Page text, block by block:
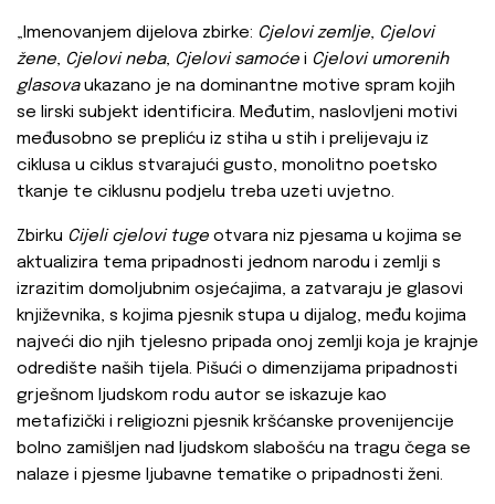
„Imenovanjem dijelova zbirke: Cjelovi zemlje, Cjelovi
žene, Cjelovi neba, Cjelovi samoće i Cjelovi umorenih
glasovaukazano je na dominantne motive spram kojih
se lirski subjekt identificira. Međutim, naslovljeni motivi
međusobno se prepliću iz stiha u stih i prelijevaju iz
ciklusa u ciklus stvarajući gusto, monolitno poetsko
tkanje te ciklusnu podjelu treba uzeti uvjetno.
Zbirku Cijeli cjelovi tuge otvara niz pjesama u kojima se
aktualizira tema pripadnosti jednom narodu i zemlji s
izrazitim domoljubnim osjećajima, a zatvaraju je glasovi
književnika, s kojima pjesnik stupa u dijalog, među kojima
najveći dio njih tjelesno pripada onoj zemlji koja je krajnje
odredište naših tijela. Pišući o dimenzijama pripadnosti
grješnom ljudskom rodu autor se iskazuje kao
metafizički i religiozni pjesnik kršćanske provenijencije
bolno zamišljen nad ljudskom slabošću na tragu čega se
nalaze i pjesme ljubavne tematike o pripadnosti ženi.